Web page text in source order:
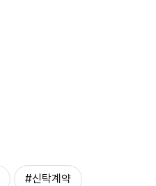
#신탁계약